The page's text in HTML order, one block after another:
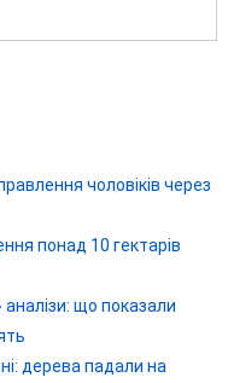
чоловіків через
понад 10 гектарів
аналізи: що показали
дерева падали на